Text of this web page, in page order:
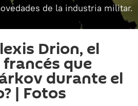
de la industria militar.
Drion, el
que
durante el
| Fotos